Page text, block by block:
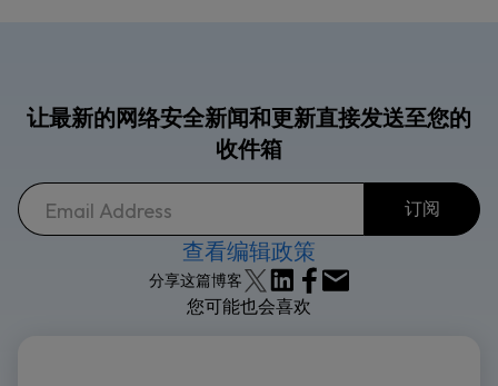
让最新的网络安全新闻和更新直接发送至您的
收件箱
查看编辑政策
分享这篇博客
您可能也会喜欢